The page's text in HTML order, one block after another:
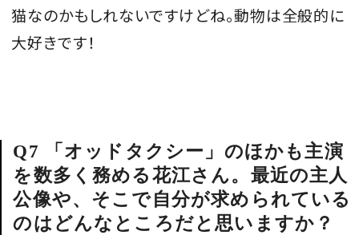
猫なのかもしれないですけどね。動物は全般的に
大好きです！
Q7 「オッドタクシー」のほかも主演
を数多く務める花江さん。最近の主人
公像や、そこで自分が求められている
のはどんなところだと思いますか？